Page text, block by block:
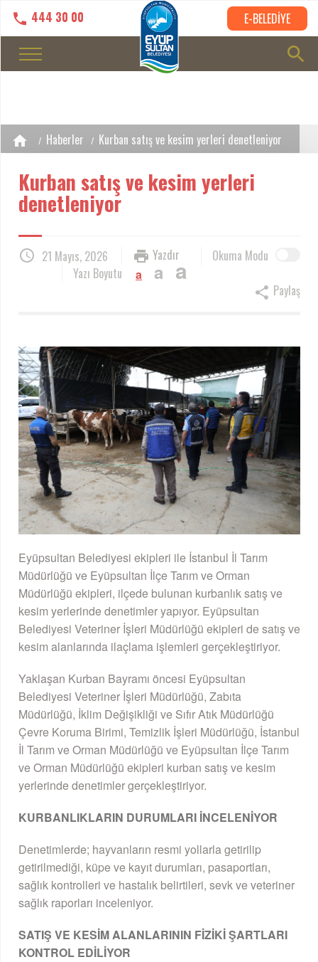
444 30 00 E-BELEDİYE
Haberler Kurban satış ve kesim yerleri denetleniyor
Kurban satış ve kesim yerleri
denetleniyor
21 Mayıs, 2026 Okuma Modu
Yazdır
Yazı Boyutu
a a a
Paylaş
Eyüpsultan Belediyesi ekipleri ile İstanbul İl Tarım
Müdürlüğü ve Eyüpsultan İlçe Tarım ve Orman
Müdürlüğü ekipleri, ilçede bulunan kurbanlık satış ve
kesim yerlerinde denetimler yapıyor. Eyüpsultan
Belediyesi Veteriner İşleri Müdürlüğü ekipleri de satış ve
kesim alanlarında ilaçlama işlemleri gerçekleştiriyor.
Yaklaşan Kurban Bayramı öncesi Eyüpsultan
Belediyesi Veteriner İşleri Müdürlüğü, Zabıta
Müdürlüğü, İklim Değişikliği ve Sıfır Atık Müdürlüğü
Çevre Koruma Birimi, Temizlik İşleri Müdürlüğü, İstanbul
İl Tarım ve Orman Müdürlüğü ve Eyüpsultan İlçe Tarım
ve Orman Müdürlüğü ekipleri kurban satış ve kesim
yerlerinde denetimler gerçekleştiriyor.
KURBANLIKLARIN DURUMLARI İNCELENİYOR
Denetimlerde; hayvanların resmi yollarla getirilip
getirilmediği, küpe ve kayıt durumları, pasaportları,
sağlık kontrolleri ve hastalık belirtileri, sevk ve veteriner
sağlık raporları inceleniyor.
SATIŞ VE KESİM ALANLARININ FİZİKİ ŞARTLARI
KONTROL EDİLİYOR